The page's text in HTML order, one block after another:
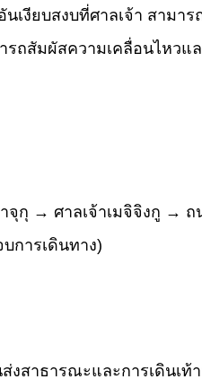
เงียบสงบที่ศาลเจ้า สามา
ถสัมผัสความเคลื่อนไหวแล
กุ → ศาลเจ้าเมจิจิงกู →
การเดินทาง)
งสาธารณะและการเดินเท้